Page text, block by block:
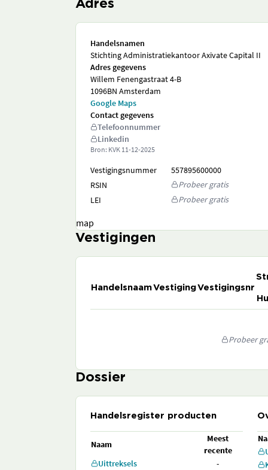
Adres
Handelsnamen
Stichting Administratiekantoor Axivate Capital II
Adres gegevens
Willem Fenengastraat 4-B
1096BN Amsterdam
Google Maps
Contact gegevens
Telefoonnummer
Linkedin
Bron: KVK 11-12-2025
Vestigingsnummer
557895600000
RSIN
Probeer gratis
LEI
Probeer gratis
map
Vestigingen
HandelsnaamVestigingVestigingsnr
Probeer
Dossier
Handelsregister producten
Naam
Meest
recente
Uittreksels
-